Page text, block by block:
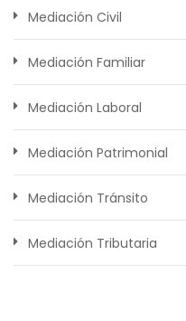
Mediación Civil
Mediación Familiar
Mediación Laboral
Mediación Patrimonial
Mediación Tránsito
Mediación Tributaria